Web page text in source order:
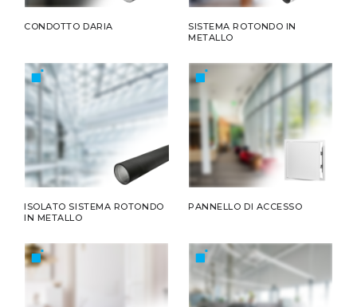
CONDOTTO DARIA
SISTEMA ROTONDO IN
METALLO
ISOLATO SISTEMA ROTONDO
IN METALLO
PANNELLO DI ACCESSO